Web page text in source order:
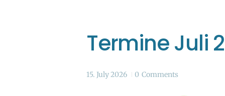
Termine Juli
15. July 2026 0 Comments